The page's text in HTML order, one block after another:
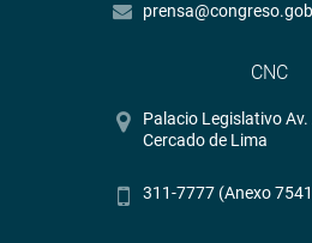
CNC
Palacio Legislativo
Cercado de Lima
311-7777 (Anexo